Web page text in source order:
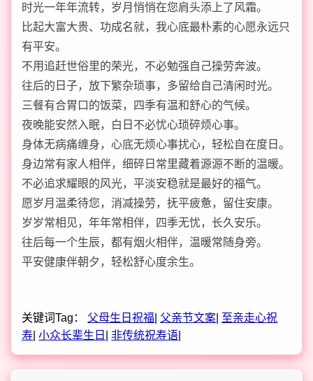
时光一年年流转，岁月悄悄在您肩头添上了风霜。
比起大富大贵、功成名就，我心底最朴素的心愿永远只
有平安。
不用追赶世俗里的荣光，不必勉强自己操劳奔波。
往后的日子，放下繁杂琐事，多留给自己清闲时光。
三餐有合胃口的饭菜，四季有温和舒心的气候。
夜晚能安然入眠，白日不必忧心琐碎烦心事。
身体无病痛缠身，心底无烦心事扰心，轻松自在度日。
身边常有家人相伴，细碎日常里藏着源源不断的温暖。
不必追求耀眼的风光，平淡安稳就是最好的福气。
愿岁月温柔待您，消减操劳，抚平疲惫，留住安康。
岁岁常相见，年年常相伴，四季无忧，长久安乐。
往后每一个生辰，都有烟火相伴，温暖常随身旁。
平安健康伴朝夕，轻松舒心度余生。
关键词Tag： 父母生日祝福 父亲节文案 至亲走心祝
寿 |小众长辈生日 |非传统祝寿语